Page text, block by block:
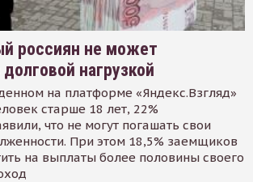
россиян не может
нагрузкой
на платформе «Яндекс.Взгляд»
старше 18 лет, 22%
что не могут погашать свои
При этом 18,5% заемщиков
на выплаты более половины своего